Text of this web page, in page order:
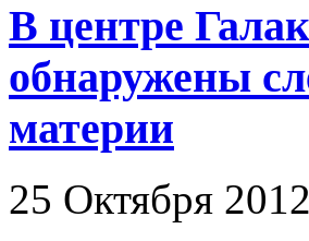
В центре
обнаружены
материи
25 Октября